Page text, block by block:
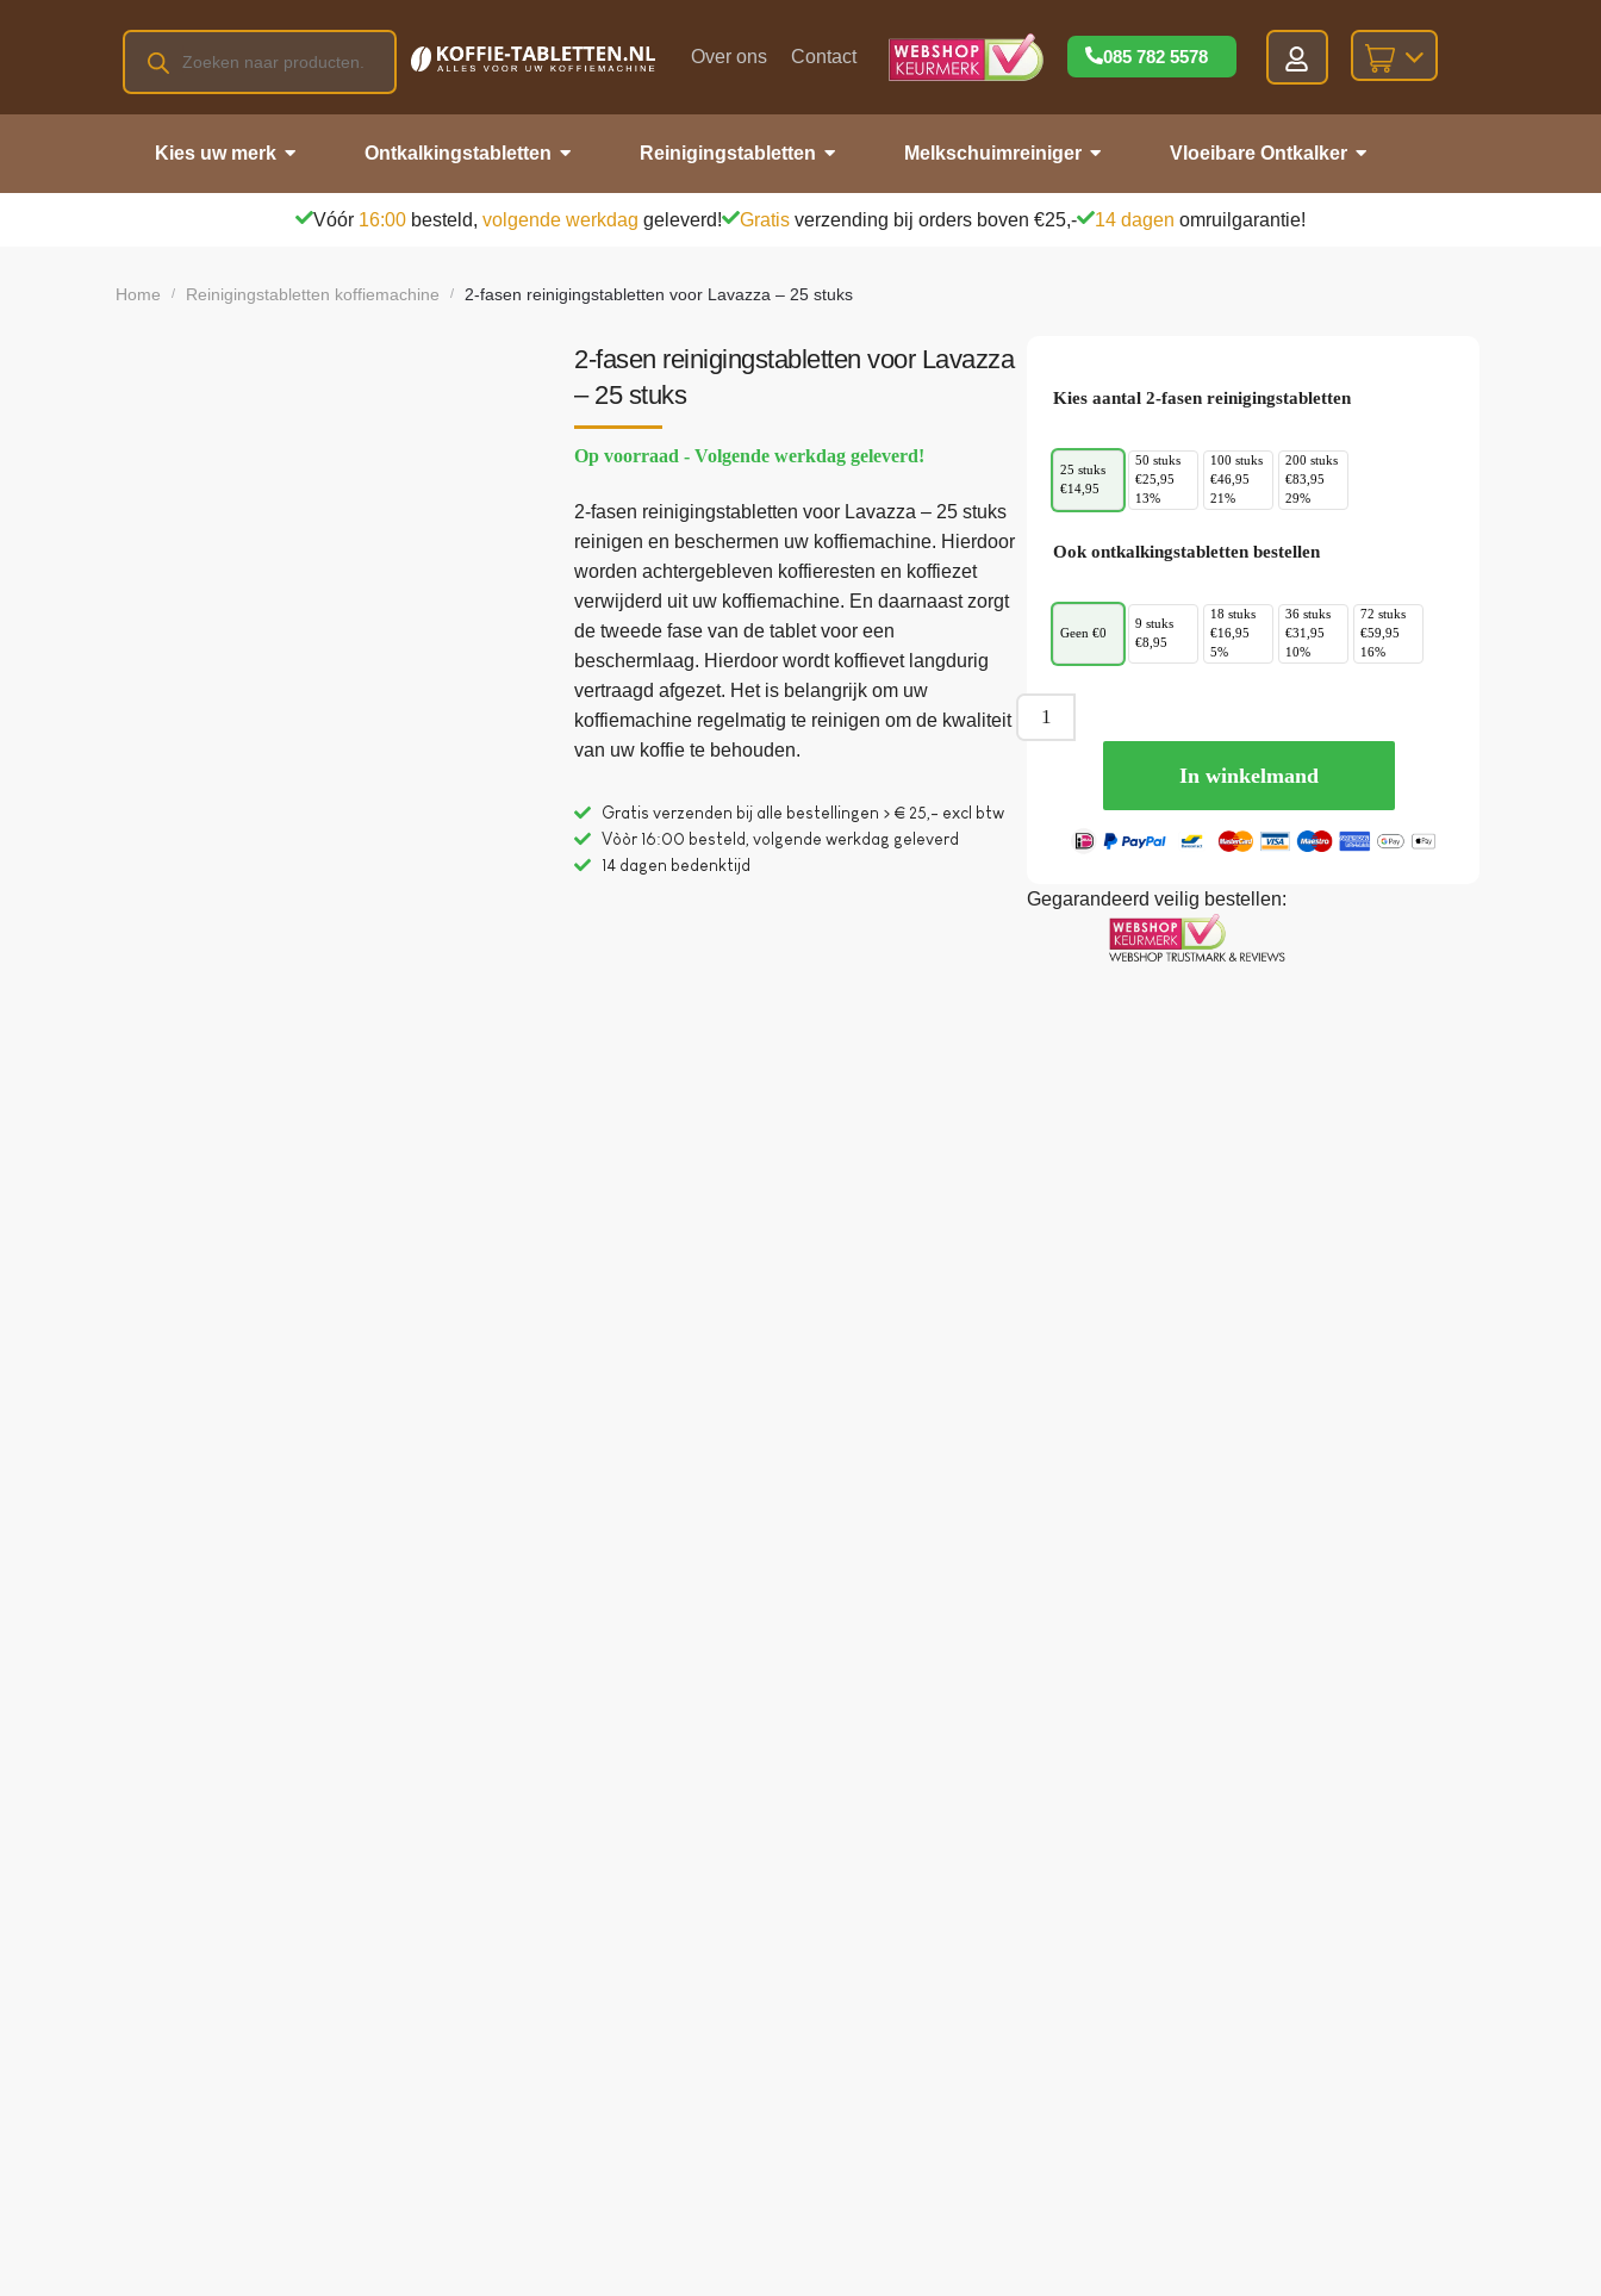
Over ons Contact 085 782 5578
Kies uw merk Ontkalkingstabletten Reinigingstabletten Melkschuimreiniger Vloeibare Ontkalker
Vóór 16:00 besteld, volgende werkdag geleverd! Gratis verzending bij orders boven €25,- 14 dagen omruilgarantie!
Home / Reinigingstabletten koffiemachine / 2-fasen reinigingstabletten voor Lavazza – 25 stuks
2-fasen reinigingstabletten voor Lavazza
– 25 stuks
Op voorraad - Volgende werkdag geleverd!
2-fasen reinigingstabletten voor Lavazza – 25 stuks
reinigen en beschermen uw koffiemachine. Hierdoor
worden achtergebleven koffieresten en koffiezet
verwijderd uit uw koffiemachine. En daarnaast zorgt
de tweede fase van de tablet voor een
beschermlaag. Hierdoor wordt koffievet langdurig
vertraagd afgezet. Het is belangrijk om uw
koffiemachine regelmatig te reinigen om de kwaliteit
van uw koffie te behouden.
Gratis verzenden bij alle bestellingen > € 25,- excl btw
Vòòr 16:00 besteld, volgende werkdag geleverd
14 dagen bedenktijd
Kies aantal 2-fasen reinigingstabletten
25 stuks
€14,95
50 stuks
€25,95
13%
100 stuks
€46,95
21%
200 stuks
€83,95
29%
Ook ontkalkingstabletten bestellen
Geen €0
9 stuks
€8,95
18 stuks
€16,95
5%
36 stuks
€31,95
10%
72 stuks
€59,95
16%
In winkelmand
Gegarandeerd veilig bestellen: